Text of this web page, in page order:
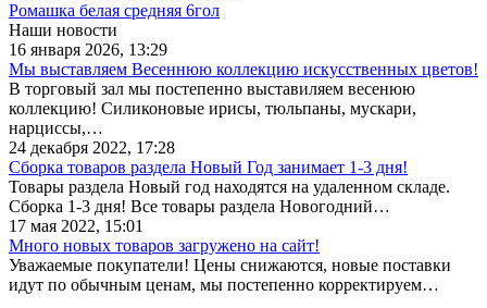
Ромашка белая средняя 6гол
Наши новости
16 января 2026, 13:29
Мы выставляем Весеннюю коллекцию искусственных цветов!
В торговый зал мы постепенно выставиляем весенюю
коллекцию! Силиконовые ирисы, тюльпаны, мускари,
нарциссы,…
24 декабря 2022, 17:28
Сборка товаров раздела Новый Год занимает 1-3 дня!
Товары раздела Новый год находятся на удаленном складе.
Сборка 1-3 дня! Все товары раздела Новогодний…
17 мая 2022, 15:01
Много новых товаров загружено на сайт!
Уважаемые покупатели! Цены снижаются, новые поставки
идут по обычным ценам, мы постепенно корректируем…